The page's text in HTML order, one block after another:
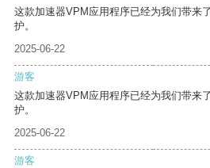
这款加速器VPM应用程序已经为我们带来
护。
2025-06-22
游客
这款加速器VPM应用程序已经为我们带来
护。
2025-06-22
游客